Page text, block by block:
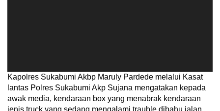
Kapolres Sukabumi Akbp Maruly Pardede melalui Kasat
lantas Polres Sukabumi Akp Sujana mengatakan kepada
awak media, kendaraan box yang menabrak kendaraan
jenis truck yang sedang mengalami trauble dibahu jalan.